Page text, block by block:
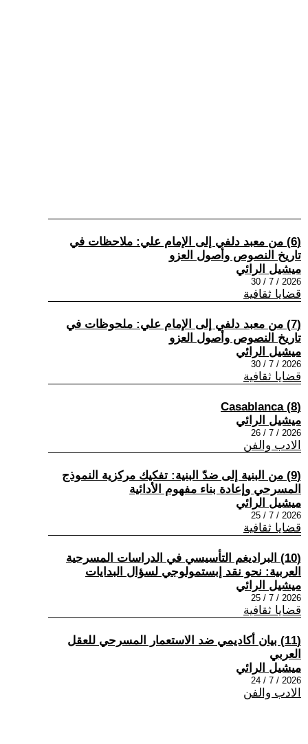
(6) من معبد دلفي إلى الإمام علي: ملاحظات في
تاريخ النصوص وأصول العزو
ميشيل الرائي
2026 / 7 / 30
قضايا ثقافية
(7) من معبد دلفي إلى الإمام علي: ملحوظات في
تاريخ النصوص وأصول العزو
ميشيل الرائي
2026 / 7 / 30
قضايا ثقافية
(8) Casablanca
ميشيل الرائي
2026 / 7 / 26
الادب والفن
(9) من البنية إلى ضدّ البنية: تفكيك مركزية النموذج
المسرحي وإعادة بناء مفهوم الأدائية
ميشيل الرائي
2026 / 7 / 25
قضايا ثقافية
(10) البراديغم التأسيسي في الدراسات المسرحية
العربية: نحو نقد إبستمولوجي لسؤال البدايات
ميشيل الرائي
2026 / 7 / 25
قضايا ثقافية
(11) بيان أكاديمي ضد الاستعمار المسرحي للعقل
العربي
ميشيل الرائي
2026 / 7 / 24
الادب والفن